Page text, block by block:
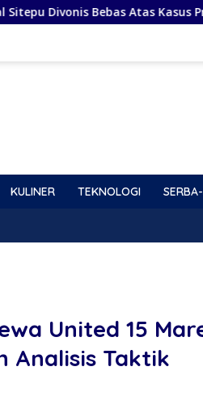
Bebas Atas Kasus Proyek
KULINER TEKNOLOGI
United 15
Analisis Taktik